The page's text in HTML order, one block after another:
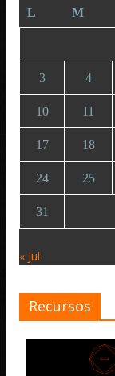
L M
3 4
10 11
17 18
24 25
31
« Jul
Recursos